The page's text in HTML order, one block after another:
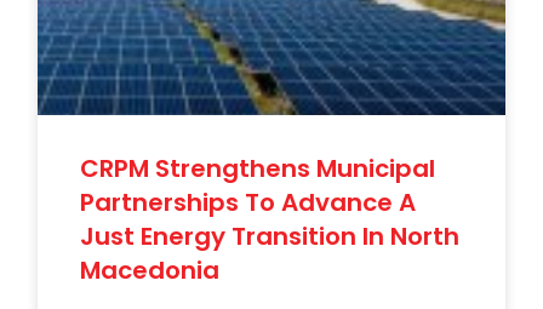
CRPM Strengthens Municipal
Partnerships To Advance A
Just Energy Transition In North
Macedonia